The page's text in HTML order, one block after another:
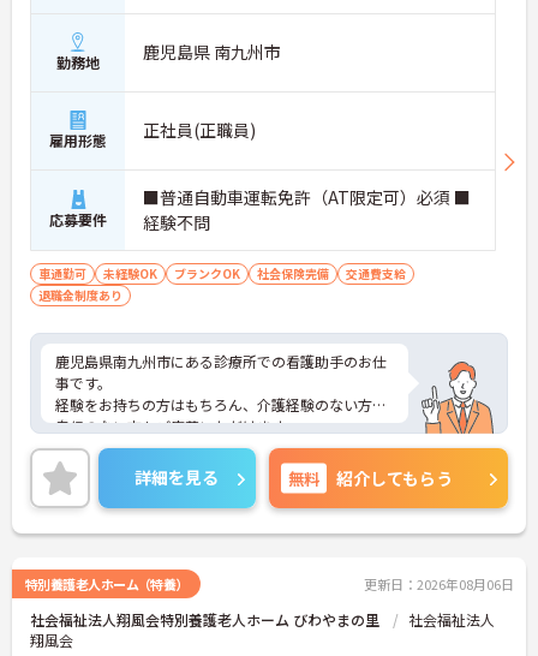
勤務地 鹿児島県 南九州市
雇用形態 正社員(正職員)
応募要件
■普通自動車運転免許（AT限定可）必須 ■
経験不問
車通勤可 未経験OK ブランクOK 社会保険完備
交通費支給
退職金制度あり
鹿児島県南九州市にある診療所での看護助手のお仕
事です。
経験をお持ちの方はもちろん、介護経験のない方や
自信のない方もご応募いただけます。
育児休暇取得実績があり、小さなお子様がいらっし
ゃる方に理解があるので、安心して働いて頂ける環
境です。
車通勤が可能なので、遠くにお住まいの方もストレ
ス少なく通っていただけますよ。
さい。更に詳細などお伝えします。
詳細を見る 無料 紹介してもらう
特別養護老人ホーム（特養） 更新日：2026年08月06日
社会福祉法人翔風会特別養護老人ホーム びわやまの里
社会福祉法人
翔風会